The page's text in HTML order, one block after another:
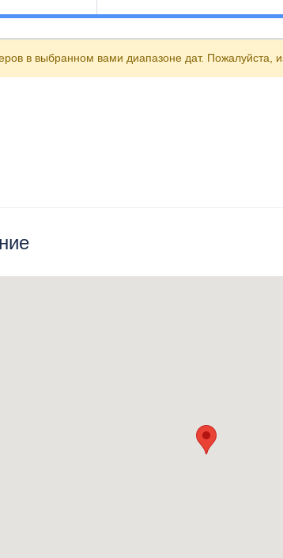
в выбранном вами диапазоне дат. Пожалуйста,